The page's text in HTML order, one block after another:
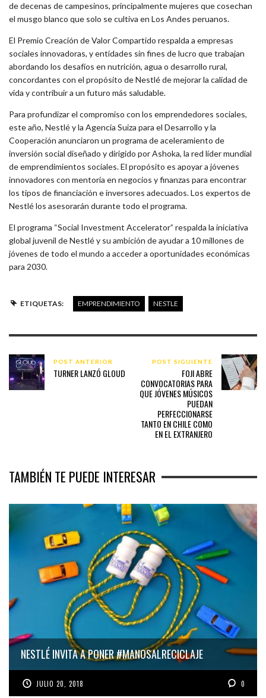
de decenas de campesinos, principalmente mujeres que cosechan
el musgo blanco que solo se cultiva en Los Andes peruanos.
El Premio Creación de Valor Compartido respalda a empresas
sociales innovadoras, y entidades sin fines de lucro que trabajan
abordando los desafíos en nutrición, agua o desarrollo rural,
concordantes con el propósito de Nestlé de mejorar la calidad de
vida y contribuir a un futuro más saludable.
Para profundizar el compromiso con los emprendedores sociales,
este año, Nestlé y la Agencia Suiza para el Desarrollo y la
Cooperación anunciaron un programa de aceleramiento de
inversión social diseñado y dirigido por Ashoka, la red líder mundial
de emprendimientos sociales. El propósito es apoyar a jóvenes
innovadores con mentoría en negocios y finanzas para encontrar
los tipos de financiación e inversores adecuados. Los expertos de
Nestlé los asesorarán durante todo el programa.
El programa “Social Investment Accelerator” respalda la iniciativa
global juvenil de Nestlé y su ambición de ayudar a 10 millones de
jóvenes de todo el mundo a acceder a oportunidades económicas
para 2030.
ETIQUETAS: EMPRENDIMIENTO NESTLE
POST ANTERIOR
TURNER LANZÓ GLOUD
POST SIGUIENTE
FOJI ABRE
CONVOCATORIAS PARA
QUE JÓVENES MÚSICOS
PUEDAN
PERFECCIONARSE
TANTO EN CHILE COMO
EN EL EXTRANJERO
TAMBIÉN TE PUEDE INTERESAR
NESTLÉ INVITA A PONER #MANOSALRECICLAJE
JULIO 20, 2018 0